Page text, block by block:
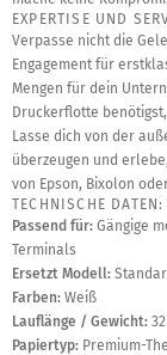
EXPERTISE UND
Verpasse nicht die
Engagement für
Mengen für dein
Druckerflotte
Lasse dich von der
überzeugen und
von Epson, Bixolon
TECHNISCHE
Passend für: Gängige
Terminals
Ersetzt Modell:
Farben: Weiß
Lauflänge / Gewicht:
Papiertyp: Premium-